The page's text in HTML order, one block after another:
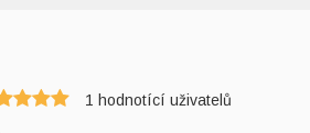
1 hodnotící uživatelů